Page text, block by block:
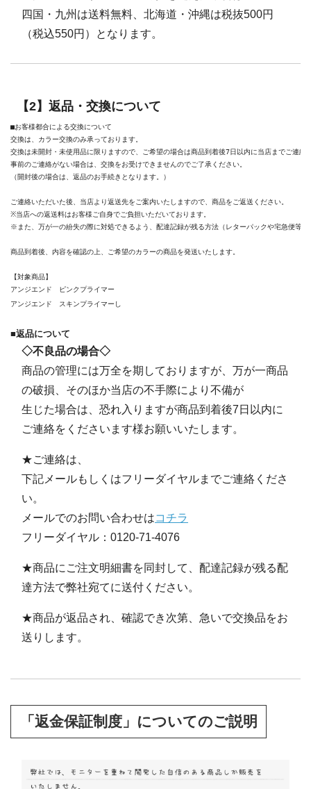
四国・九州は送料無料、北海道・沖縄は税抜500円
（税込550円）となります。
【2】返品・交換について
交換は、カラー交換のみ承っております。
交換は未開封・未使用品に限りますので、ご希望の場合は商品到着後7日以内に当店までご連絡
事前のご連絡がない場合は、交換をお受けできませんのでご了承ください。
（開封後の場合は、返品のお手続きとなります。）
ご連絡いただいた後、当店より返送先をご案内いたしますので、商品をご返送ください。
※当店への返送料はお客様ご自身でご負担いただいております。
※また、万が一の紛失の際に対処できるよう、配達記録が残る方法（レターパックや宅急便等
商品到着後、内容を確認の上、ご希望のカラーの商品を発送いたします。
【対象商品】
アンジエンド　ピンクプライマー
アンジエンド　スキンプライマーし
■返品について
◇不良品の場合◇
商品の管理には万全を期しておりますが、万が一商品
の破損、そのほか当店の不手際により不備が
生じた場合は、恐れ入りますが商品到着後7日以内に
ご連絡をくださいます様お願いいたします。
★ご連絡は、
下記メールもしくはフリーダイヤルまでご連絡くださ
い。
メールでのお問い合わせはコチラ
フリーダイヤル：0120-71-4076
★商品にご注文明細書を同封して、配達記録が残る配
達方法で弊社宛てに送付ください。
★商品が返品され、確認でき次第、急いで交換品をお
送りします。
「返金保証制度」についてのご説明